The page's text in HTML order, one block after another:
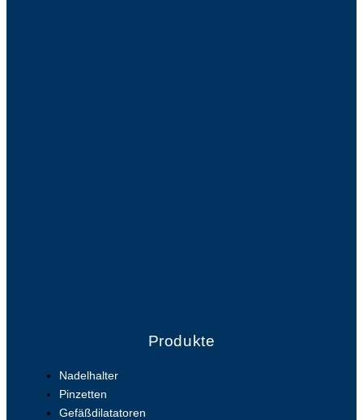
Produkte
Nadelhalter
Pinzetten
Gefäßdilatatoren